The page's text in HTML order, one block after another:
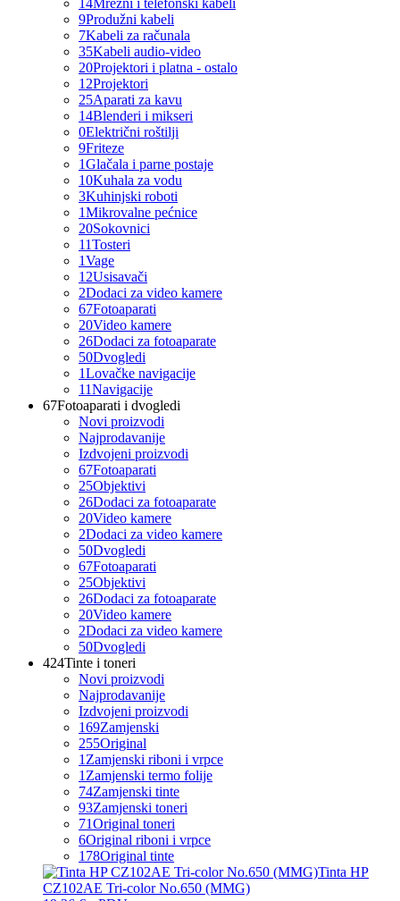
14Mrežni i telefonski kabeli
9Produžni kabeli
7Kabeli za računala
35Kabeli audio-video
20Projektori i platna - ostalo
12Projektori
25Aparati za kavu
14Blenderi i mikseri
0Električni roštilji
9Friteze
1Glačala i parne postaje
10Kuhala za vodu
3Kuhinjski roboti
1Mikrovalne pećnice
20Sokovnici
11Tosteri
1Vage
12Usisavači
2Dodaci za video kamere
67Fotoaparati
20Video kamere
26Dodaci za fotoaparate
50Dvogledi
1Lovačke navigacije
11Navigacije
67Fotoaparati i dvogledi
Novi proizvodi
Najprodavanije
Izdvojeni proizvodi
67Fotoaparati
25Objektivi
26Dodaci za fotoaparate
20Video kamere
2Dodaci za video kamere
50Dvogledi
67Fotoaparati
25Objektivi
26Dodaci za fotoaparate
20Video kamere
2Dodaci za video kamere
50Dvogledi
424Tinte i toneri
Novi proizvodi
Najprodavanije
Izdvojeni proizvodi
169Zamjenski
255Original
1 Zamjenski riboni i vrpce
1 Zamjenski termo folije
74Zamjenski tinte
93Zamjenski toneri
71Original toneri
6Original riboni i vrpce
178Original tinte
Tinta HP
CZ102AE Tri-color No.650 (MMG)